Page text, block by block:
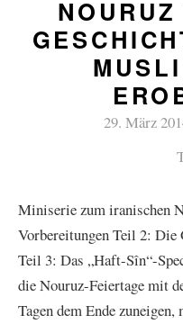
29. März
Miniserie zum iranischen
Vorbereitungen Teil 2:
Teil 3: Das „Haft-Sîn“-
die Nouruz-Feiertage mit
Tagen dem Ende